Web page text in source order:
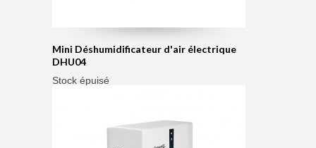
Mini Déshumidificateur d'air électrique
DHU04
Stock épuisé